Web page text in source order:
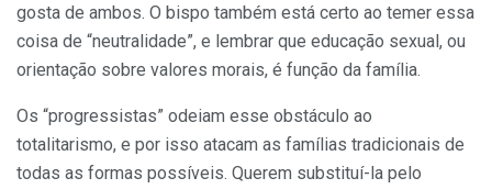
gosta de ambos. O bispo também está certo ao temer essa
coisa de “neutralidade”, e lembrar que educação sexual, ou
orientação sobre valores morais, é função da família.
Os “progressistas” odeiam esse obstáculo ao
totalitarismo, e por isso atacam as famílias tradicionais de
todas as formas possíveis. Querem substituí-la pelo